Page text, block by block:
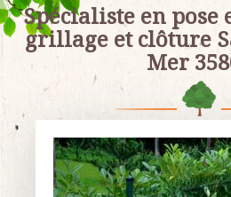
Spécialiste en pose
grillage et clôture
Mer